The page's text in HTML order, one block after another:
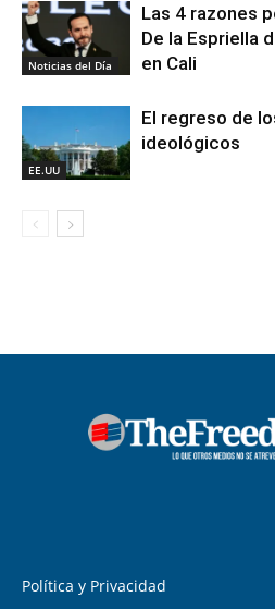
Noticias del Día
Las 4 razones
De la Espriella
en Cali
EE.UU
El regreso de
ideológicos
Política y Privacidad